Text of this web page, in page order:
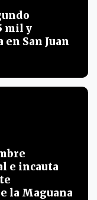
mil y
San Juan
e incauta
la Maguana